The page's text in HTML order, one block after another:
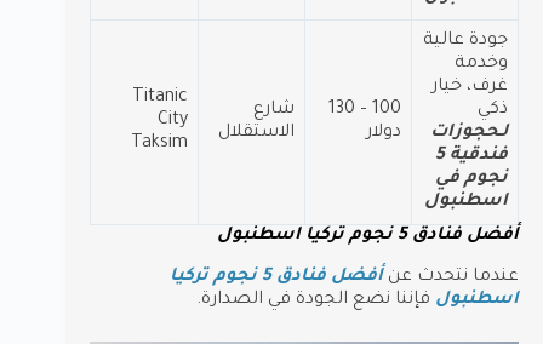
جودة عالية
وخدمة
غرف، خيار
ذكي
لـحجوزات
فندقية 5
نجوم في
اسطنبول
100 – 130
دولار
شارع
الاستقلال
Titanic
City
Taksim
أفضل فنادق 5 نجوم تركيا اسطنبول
عندما نتحدث عن
أفضل فنادق 5 نجوم تركيا
اسطنبول فإننا نضع الجودة في الصدارة.